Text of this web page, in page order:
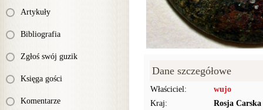
Artykuły
Bibliografia
Zgłoś swój guzik
Księga gości
Komentarze
Dane szczegółowe
Właściciel:
wujo
Kraj:
Rosja Carska